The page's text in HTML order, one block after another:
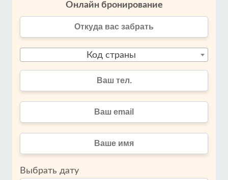
Онлайн бронирование
Код страны
Выбрать дату